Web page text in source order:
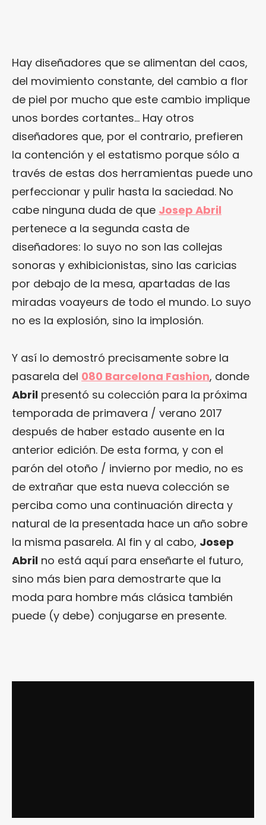
Hay diseñadores que se alimentan del caos,
del movimiento constante, del cambio a flor
de piel por mucho que este cambio implique
unos bordes cortantes… Hay otros
diseñadores que, por el contrario, prefieren
la contención y el estatismo porque sólo a
través de estas dos herramientas puede uno
perfeccionar y pulir hasta la saciedad. No
cabe ninguna duda de que Josep Abril
pertenece a la segunda casta de
diseñadores: lo suyo no son las collejas
sonoras y exhibicionistas, sino las caricias
por debajo de la mesa, apartadas de las
miradas voayeurs de todo el mundo. Lo suyo
no es la explosión, sino la implosión.
Y así lo demostró precisamente sobre la
pasarela del 080 Barcelona Fashion, donde
Abril presentó su colección para la próxima
temporada de primavera / verano 2017
después de haber estado ausente en la
anterior edición. De esta forma, y con el
parón del otoño / invierno por medio, no es
de extrañar que esta nueva colección se
perciba como una continuación directa y
natural de la presentada hace un año sobre
la misma pasarela. Al fin y al cabo, Josep
Abril no está aquí para enseñarte el futuro,
sino más bien para demostrarte que la
moda para hombre más clásica también
puede (y debe) conjugarse en presente.